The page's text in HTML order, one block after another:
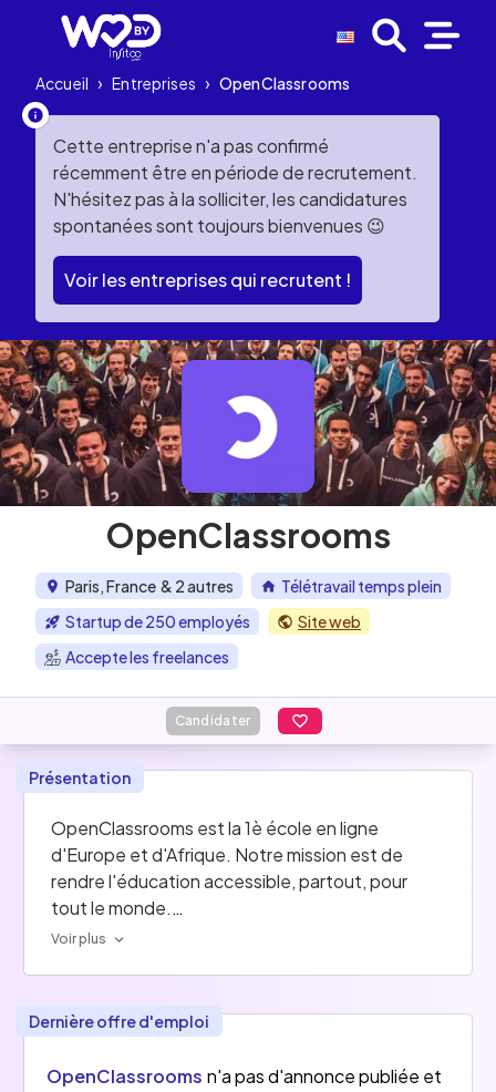
Accueil › Entreprises › OpenClassrooms
Cette entreprise n'a pas confirmé
récemment être en période de recrutement.
N'hésitez pas à la solliciter, les candidatures
spontanées sont toujours bienvenues 😉
Voir les entreprises qui recrutent !
OpenClassrooms
Paris, France & 2 autres
Télétravail temps plein
Startup de 250 employés
Site web
Accepte les freelances
Candidater
Présentation
OpenClassrooms est la 1è école en ligne
d'Europe et d'Afrique. Notre mission est de
rendre l'éducation accessible, partout, pour
tout le monde.
en tension, au moyen de parcours diplômants et
de projets professionnalisants. Les mentors
sont au coeur de notre modèle pédagogique.
Voir plus
Dernière offre d'emploi
OpenClassrooms n'a pas d'annonce publiée et